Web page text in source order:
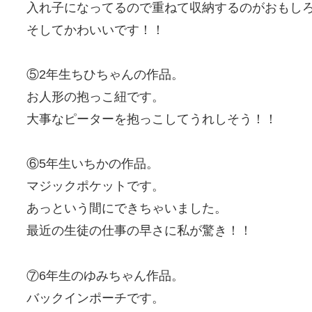
入れ子になってるので重ねて収納するのがおもし
そしてかわいいです！！
⑤2年生ちひちゃんの作品。
お人形の抱っこ紐です。
大事なピーターを抱っこしてうれしそう！！
⑥5年生いちかの作品。
マジックポケットです。
あっという間にできちゃいました。
最近の生徒の仕事の早さに私が驚き！！
⑦6年生のゆみちゃん作品。
バックインポーチです。